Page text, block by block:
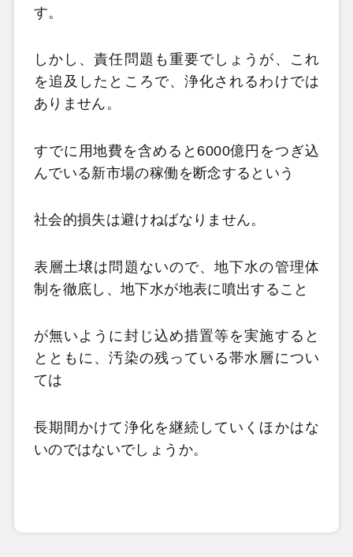
す。
しかし、責任問題も重要でしょうが、これ
を追及したところで、浄化されるわけでは
ありません。
すでに用地費を含めると6000億円をつぎ込
んでいる新市場の稼働を断念するという
社会的損失は避けねばなりません。
表層土壌は問題ないので、地下水の管理体
制を徹底し、地下水が地表に噴出すること
が無いように封じ込め措置等を実施すると
とともに、汚染の残っている帯水層につい
ては
長期間かけて浄化を継続していくほかはな
いのではないでしょうか。